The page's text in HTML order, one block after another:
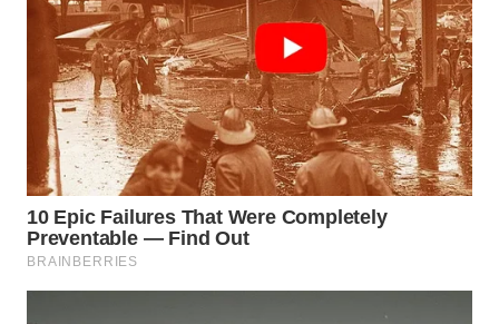
WN
TANJUNG
LESUNG
WN
KARO
WN
SIMALUNGUN